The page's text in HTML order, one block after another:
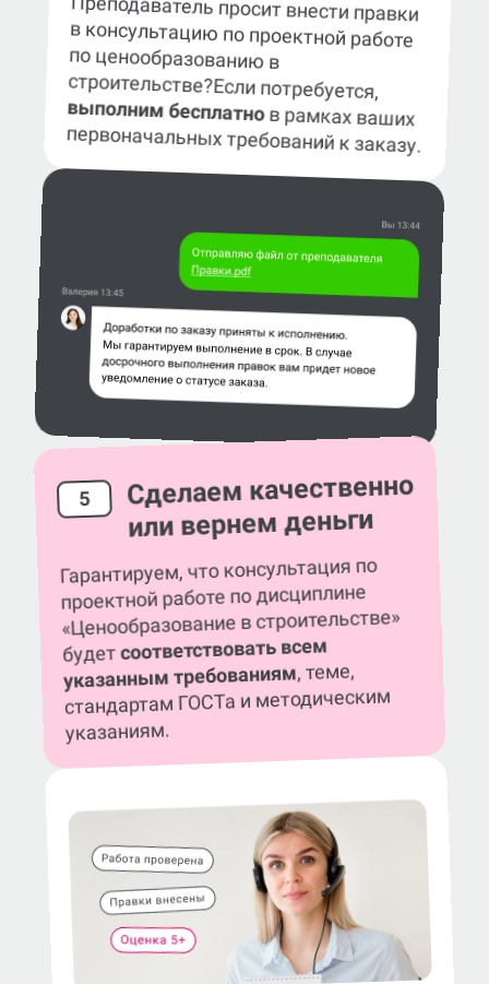
Преподаватель просит внести правки
в консультацию по проектной работе
по ценообразованию в
строительстве?Если потребуется,
выполним бесплатнов рамках ваших
первоначальных требований к заказу.
5 Сделаем качественно
или вернем деньги
Гарантируем, что консультация по
проектной работе по дисциплине
«Ценообразование в строительстве»
будетсоответствовать всем
указанным требованиям, теме,
стандартам ГОСТа и методическим
указаниям.